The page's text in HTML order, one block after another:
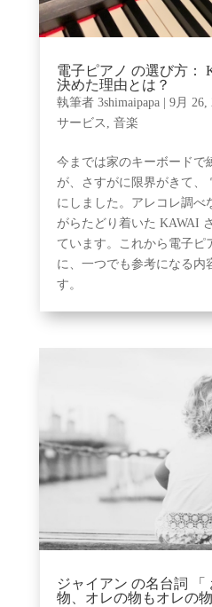
電子ピアノ の選び方：
決めた理由とは？
執筆者 3shimaipapa| 9月 26,
サービス , 音楽
今までは家のキーボードで
が、さすがに限界がきて、
にしました。アレコレ調べ
がらたどり着いた KAWAI
ています。これから電子ピ
に、一つでも参考になる内
す。
ジャイアン の名台詞 「
物、オレの物もオレの